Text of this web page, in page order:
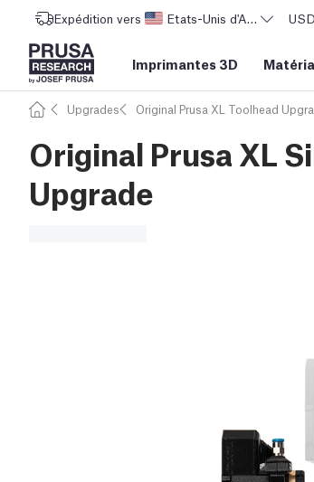
Expédition vers Etats-Unis d'Amérique
Imprimantes 3D
Upgrades Original Prusa XL Toolhead
Original Prusa XL
Upgrade